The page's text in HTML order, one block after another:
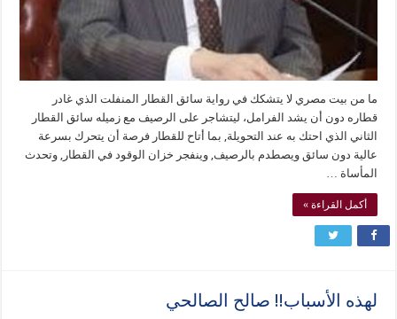
ما من بيت مصري لا يتشكك في رواية سائق القطار المنفلت الذي غادر
قطاره دون أن يشد الفرامل، ليتشاجر على الرصيف مع زميله سائق القطار
الثاني الذي احتك به عند التحويلة, بما أتاح للقطار فرصة أن يتحرك بسرعة
عالية دون سائق ويصطدم بالرصيف, وينفجر خزان الوقود في القطار, وتحدث
المأساة …
أكمل القراءة »
لهذه الأسباب!! صالح الصالحي